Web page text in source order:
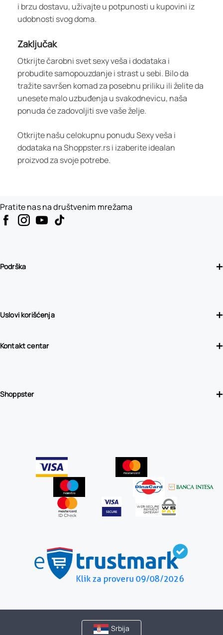
i brzu dostavu, uživajte u potpunosti u kupovini iz
udobnosti svog doma.
Zaključak
Otkrijte čarobni svet sexy veša i dodataka i
probudite samopouzdanje i strast u sebi. Bilo da
tražite savršen komad za posebnu priliku ili želite da
unesete malo uzbuđenja u svakodnevicu, naša
ponuda će zadovoljiti sve vaše želje.
Otkrijte našu celokupnu ponudu Sexy veša i
dodataka na Shoppster.rs i izaberite idealan
proizvod za svoje potrebe.
Podrška
Uslovi korišćenja
Kontakt centar
Shoppster
Pratite nas na društvenim mrežama
Srbija